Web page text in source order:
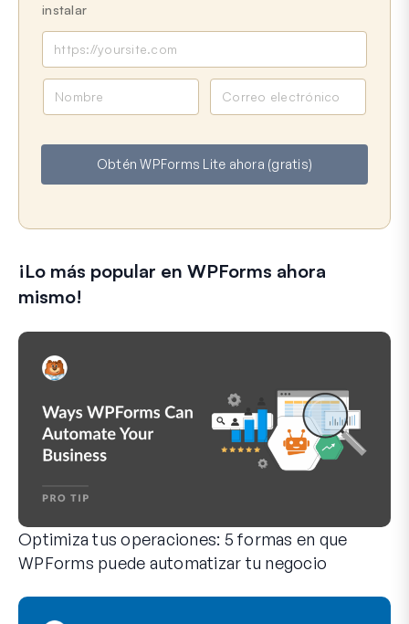
instalar
b
e
r
e
o
l
c
ó
Obtén WPForms Lite ahora (gratis)
¡Lo más popular en WPForms ahora
mismo!
Optimiza tus operaciones: 5 formas en que
WPForms puede automatizar tu negocio